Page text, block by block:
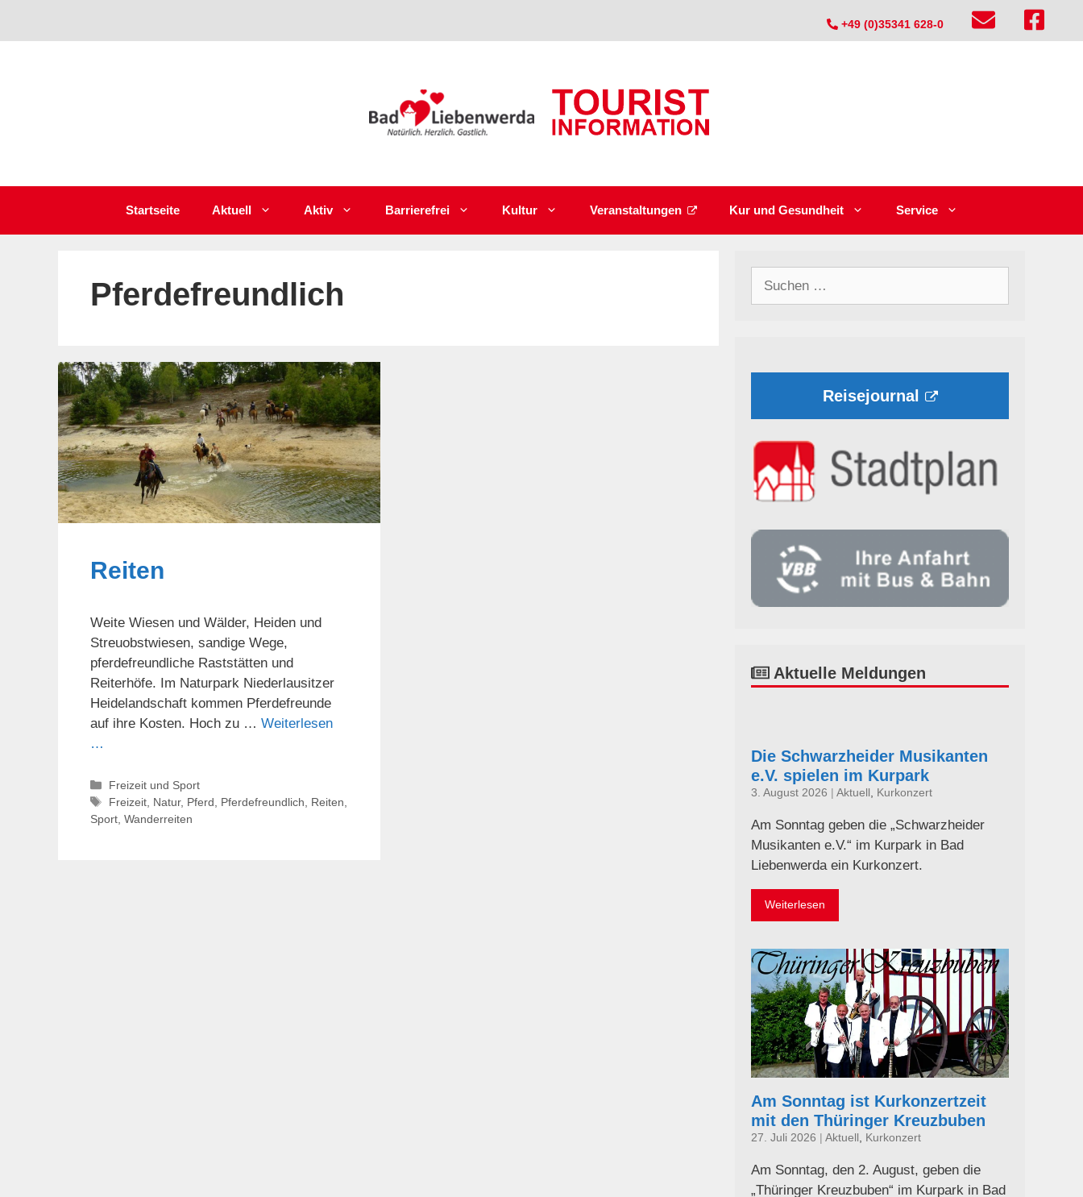
+49 (0)35341 628-0
Startseite Aktuell Aktiv Barrierefrei Kultur Veranstaltungen Kur und Gesundheit Service
Pferdefreundlich
Reiten
Weite Wiesen und Wälder, Heiden und
Streuobstwiesen, sandige Wege,
pferdefreundliche Raststätten und
Reiterhöfe. Im Naturpark Niederlausitzer
Heidelandschaft kommen Pferdefreunde
auf ihre Kosten. Hoch zu … Weiterlesen
…
Kategorien
Freizeit und Sport
Schlagwörter
Freizeit Natur, Pferd Pferdefreundlich Reiten
Sport Wanderreiten
Reisejournal
Aktuelle Meldungen
Die Schwarzheider Musikanten
e.V. spielen im Kurpark
3. August 2026 Aktuell Kurkonzert
Am Sonntag geben die „Schwarzheider
Musikanten e.V.“ im Kurpark in Bad
Liebenwerda ein Kurkonzert.
Weiterlesen
Am Sonntag ist Kurkonzertzeit
mit den Thüringer Kreuzbuben
27. Juli 2026 Aktuell Kurkonzert
Am Sonntag, den 2. August, geben die
„Thüringer Kreuzbuben“ im Kurpark in Bad